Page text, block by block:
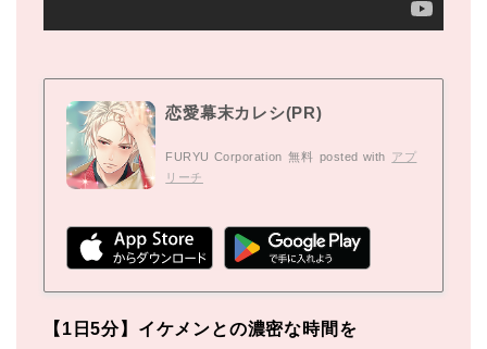
恋愛幕末カレシ(PR)
FURYU Corporation 無料 posted with アプ
リーチ
【1日5分】イケメンとの濃密な時間を